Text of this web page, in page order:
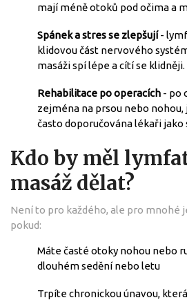
mají méně otoků pod očima a
Spánek a stres se zlepšují-
klidovou část nervového
masáži spí lépe a cítí se klidněji.
Rehabilitace po operacích - po
zejména na prsou nebo
často doporučována lékaři jako
Kdo by měl
masáž dělat?
Není to pro každého, ale pro mnohé
pokud:
Máte časté otoky nohou nebo
dlouhém sedění nebo letu
Trpíte chronickou únavou,